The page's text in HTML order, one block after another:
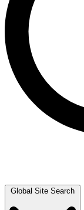
Global Site Search